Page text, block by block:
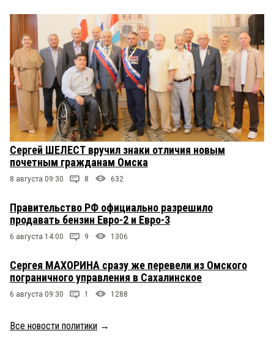
Сергей ШЕЛЕСТ вручил знаки отличия новым
почетным гражданам Омска
8 августа 09:30 8 632
Правительство РФ официально разрешило
продавать бензин Евро-2 и Евро-3
6 августа 14:00 9 1306
Сергея МАХОРИНА сразу же перевели из Омского
пограничного управления в Сахалинское
6 августа 09:30 1 1288
Все новости политики →